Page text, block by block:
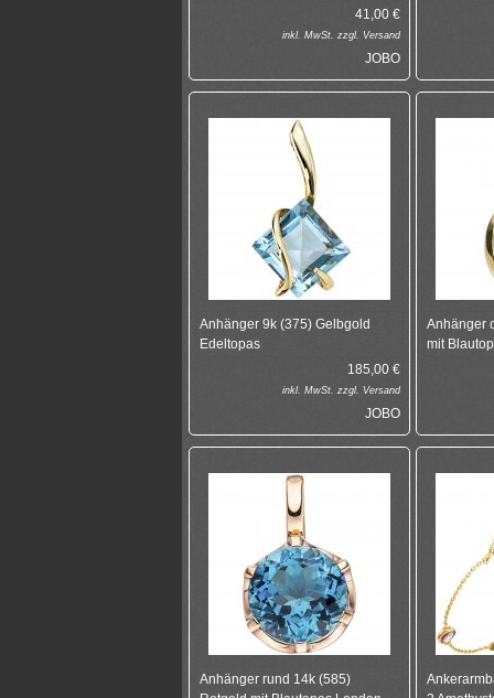
41,00 €
inkl. MwSt. zzgl. Versand
JOBO
Anhänger 9k (375) Gelbgold
Edeltopas
185,00 €
inkl. MwSt. zzgl. Versand
JOBO
Anhänger
mit
Anhänger rund 14k (585)